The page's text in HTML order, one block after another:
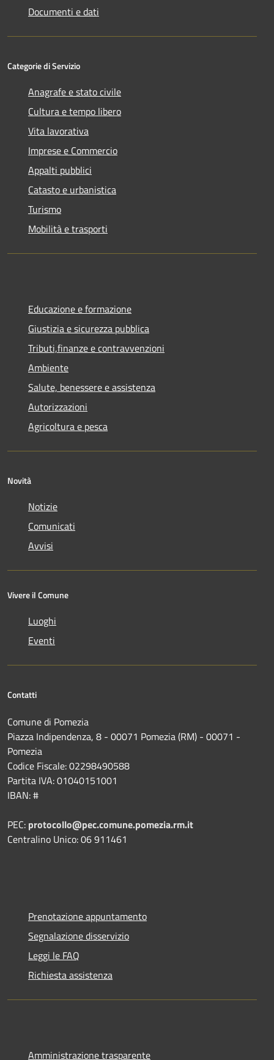
Documenti e dati
Categorie di Servizio
Anagrafe e stato civile
Cultura e tempo libero
Vita lavorativa
Imprese e Commercio
Appalti pubblici
Catasto e urbanistica
Turismo
Mobilità e trasporti
Educazione e formazione
Giustizia e sicurezza pubblica
Tributi,finanze e contravvenzioni
Ambiente
Salute, benessere e assistenza
Autorizzazioni
Agricoltura e pesca
Novità
Notizie
Comunicati
Avvisi
Vivere il Comune
Luoghi
Eventi
Contatti
Comune di Pomezia
Piazza Indipendenza, 8 - 00071 Pomezia (RM) - 00071 -
Pomezia
Codice Fiscale: 02298490588
Partita IVA: 01040151001
IBAN: #
PEC: protocollo@pec.comune.pomezia.rm.it
Centralino Unico: 06 911461
Prenotazione appuntamento
Segnalazione disservizio
Leggi le FAQ
Richiesta assistenza
Amministrazione trasparente